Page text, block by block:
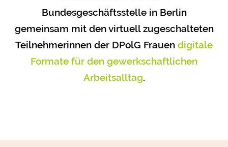
Bundesgeschäftsstelle in Berlin
gemeinsam mit den virtuell zugeschalteten
Teilnehmerinnen der DPolG Frauen digitale
Formate für den gewerkschaftlichen
Arbeitsalltag.